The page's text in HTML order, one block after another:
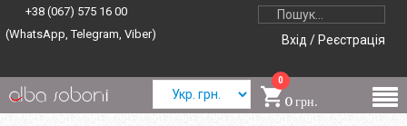
+38 (067) 575 16 00
(WhatsApp, Telegram, Viber)
Вхід / Реєстрація
0
0 грн.